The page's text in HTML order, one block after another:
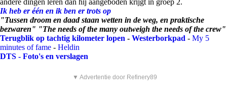
andere dingen leren dan hij aangeboden krijgt in groep 2.
Ik heb er één en ik ben er trots op
"Tussen droom en daad staan wetten in de weg, en praktische
bezwaren" "The needs of the many outweigh the needs of the crew"
Terugblik op tachtig kilometer lopen - Westerborkpad - My 5
minutes of fame - Heldin
DTS - Foto's en verslagen
▼ Advertentie door Refinery89